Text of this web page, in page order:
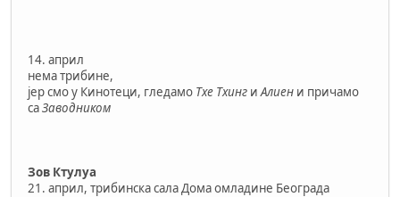
14. април
нема трибине,
јер смо у Кинотеци, гледамо Тхе Тхинг иАлиен и причамо
саЗаводником
Зов Ктулуа
21. април, трибинска сала Дома омладине Београда